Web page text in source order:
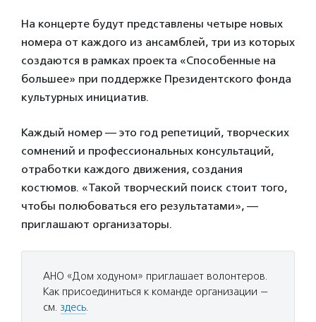
На концерте будут представлены четыре новых
номера от каждого из ансамблей, три из которых
создаются в рамках проекта «Способенные на
большее» при поддержке Президентского фонда
культурных инициатив.
Каждый номер — это год репетиций, творческих
сомнений и профессиональных консультаций,
отработки каждого движения, создания
костюмов. «Такой творческий поиск стоит того,
чтобы полюбоваться его результатами», —
приглашают организаторы.
АНО «Дом ходуном» приглашает волонтеров.
Как присоединиться к команде организации —
см. здесь.